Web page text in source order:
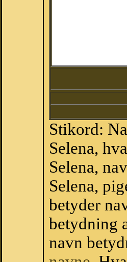
Stikord:
Selena,
Selena,
Selena,
betyder
betydning
navn